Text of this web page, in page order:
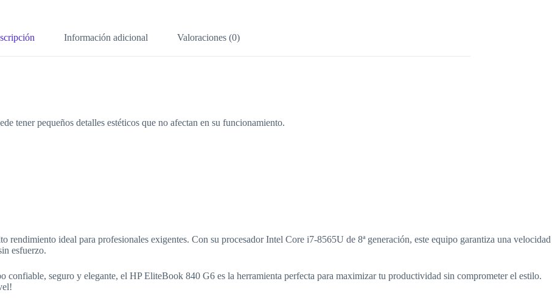
Información adicional Valoraciones (0)
tener pequeños detalles estéticos que no afectan en su funcionamiento.
ideal para profesionales exigentes. Con su procesador Intel Core i7-8565U de 8ª generación, este equipo garantiza una velocidad
esfuerzo.
confiable, seguro y elegante, el HP EliteBook 840 G6 es la herramienta perfecta para maximizar tu productividad sin comprometer el estilo.